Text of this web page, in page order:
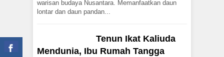
warisan budaya Nusantara. Memanfaatkan daun
lontar dan daun pandan...
Tenun Ikat Kaliuda
Mendunia, Ibu Rumah Tangga